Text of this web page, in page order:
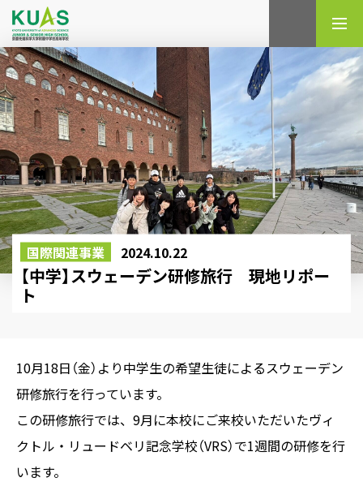
検索
国際関連事業 2024.10.22
【中学】スウェーデン研修旅行 現地リポー
ト
10月18日（金）より中学生の希望生徒によるスウェーデン
研修旅行を行っています。
この研修旅行では、9月に本校にご来校いただいたヴィ
クトル・リュードベリ記念学校（VRS）で1週間の研修を行
います。